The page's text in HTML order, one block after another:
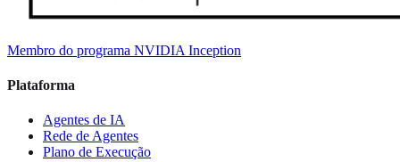
Membro do programa NVIDIA Inception
Plataforma
Agentes de IA
Rede de Agentes
Plano de Execução